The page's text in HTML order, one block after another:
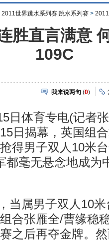
2011世界跳水系列赛|跳水系列赛 >
胜直言满意
109C
我来说两句 (0)
日体育专电(记者
日揭幕，英国组
得男子双人10米
都毫无悬念地成为
属男子双人10米
合张雁全/曹缘稳
之后再夺金牌。